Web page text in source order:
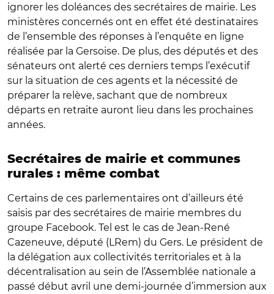
ignorer les doléances des secrétaires de mairie. Les
ministères concernés ont en effet été destinataires
de l’ensemble des réponses à l’enquête en ligne
réalisée par la Gersoise. De plus, des députés et des
sénateurs ont alerté ces derniers temps l’exécutif
sur la situation de ces agents et la nécessité de
préparer la relève, sachant que de nombreux
départs en retraite auront lieu dans les prochaines
années.
Secrétaires de mairie et communes
rurales : même combat
Certains de ces parlementaires ont d’ailleurs été
saisis par des secrétaires de mairie membres du
groupe Facebook. Tel est le cas de Jean-René
Cazeneuve, député (LRem) du Gers. Le président de
la délégation aux collectivités territoriales et à la
décentralisation au sein de l’Assemblée nationale a
passé début avril une demi-journée d’immersion aux